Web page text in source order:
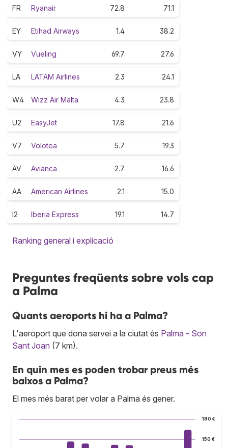
FR Ryanair 72.8 71.1
EY Etihad Airways 1.4 38.2
VY Vueling 69.7 27.6
LA LATAM Airlines 2.3 24.1
W4 Wizz Air Malta 4.3 23.8
U2 EasyJet 17.8 21.6
V7 Volotea 5.7 19.3
AV Avianca 2.7 16.6
AA American Airlines 2.1 15.0
I2 Iberia Express 19.1 14.7
Ranking general i explicació
Preguntes freqüents sobre vols cap
a Palma
Quants aeroports hi ha a Palma?
L'aeroport que dona servei a la ciutat és Palma - Son
Sant Joan (7 km).
En quin mes es poden trobar preus més
baixos a Palma?
El mes més barat per volar a Palma és gener.
150 €
180 €